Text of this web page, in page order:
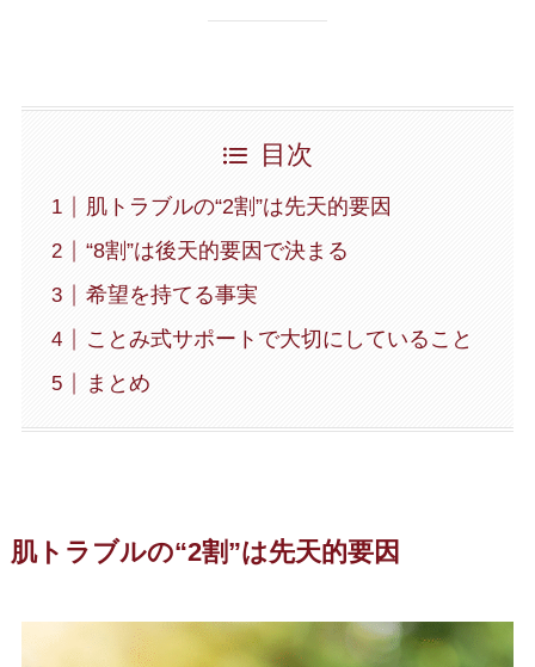
目次
肌トラブルの“2割”は先天的要因
“8割”は後天的要因で決まる
希望を持てる事実
ことみ式サポートで大切にしていること
まとめ
肌トラブルの“2割”は先天的要因